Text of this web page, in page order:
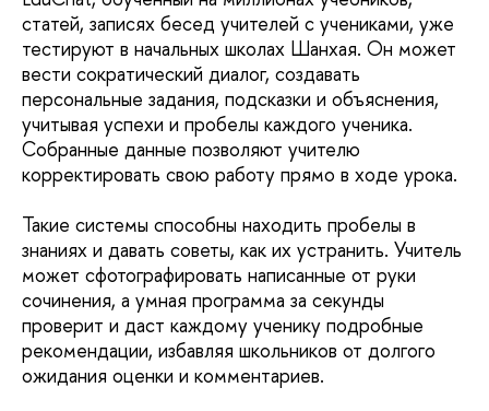
статей, записях бесед учителей с учениками, уже
тестируют в начальных школах Шанхая. Он может
вести сократический диалог, создавать
персональные задания, подсказки и объяснения,
учитывая успехи и пробелы каждого ученика.
Собранные данные позволяют учителю
корректировать свою работу прямо в ходе урока.
Такие системы способны находить пробелы в
знаниях и давать советы, как их устранить. Учитель
может сфотографировать написанные от руки
сочинения, а умная программа за секунды
проверит и даст каждому ученику подробные
рекомендации, избавляя школьников от долгого
ожидания оценки и комментариев.